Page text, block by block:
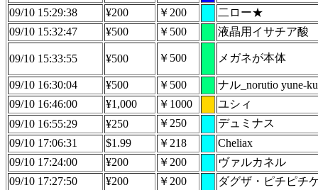
09/10 15:29:38
¥200 ￥200
二ロー★
09/10 15:32:47
¥500 ￥500 液晶用イサチア酸
09/10 15:33:55 ¥500 ￥500 メガネが本体
09/10 16:30:04 ¥500 ￥500
ナル_norutio yune-ku
09/10 16:46:00
¥1,000 ￥1000
ユシィ
09/10 16:55:29
¥250 ￥250
デュミナス
09/10 17:06:31
$1.99 ￥218
Cheliax
09/10 17:24:00
¥200 ￥200
ヴァルカネル
09/10 17:27:50
¥200 ￥200 ダグザ・ピチピチ